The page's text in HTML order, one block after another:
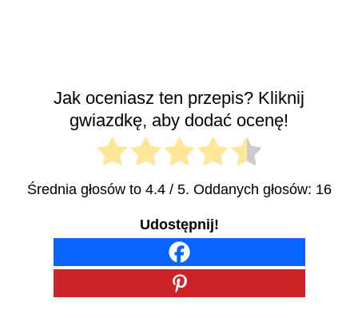
Jak oceniasz ten przepis? Kliknij
gwiazdkę, aby dodać ocenę!
Średnia głosów to 4.4/ 5. Oddanych głosów: 16
Udostępnij!